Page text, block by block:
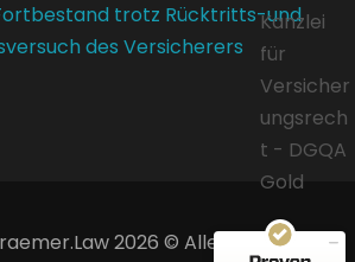
trotz Rücktritts-und
des Versicherers
2026 © Alle Rechte
100%
ProvenExpert.com
14
39